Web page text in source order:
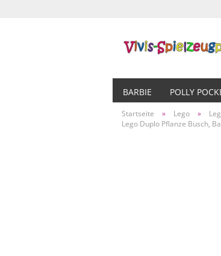
BARBIE POLLY
Startseite » Lego »
Lego Duplo Pflanze Busch,